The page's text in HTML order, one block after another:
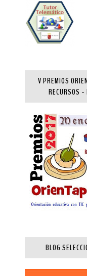
V PREMIOS
RECURSOS -
BLOG